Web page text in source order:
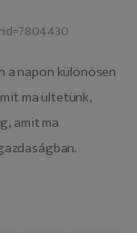
a napon különösen
ma ültetünk,
amit ma